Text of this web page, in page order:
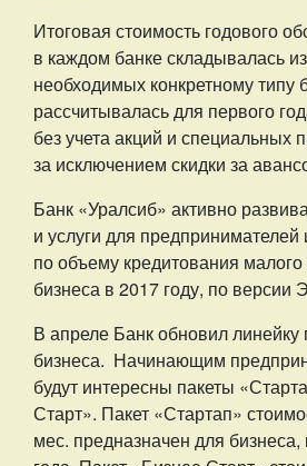
Итоговая стоимость годового
в каждом банке складывалась
необходимых конкретному типу
рассчитывалась для первого
без учета акций и специальных
за исключением скидки за
Банк «Уралсиб» активно
и услуги для предпринимателей
по объему кредитования малого
бизнеса в 2017 году, по версии
В апреле Банк обновил линейку
бизнеса. Начинающим
будут интересны пакеты
Старт». Пакет «Стартап»
мес. предназначен для